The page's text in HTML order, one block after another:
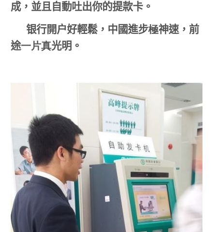
成，並且自動吐出你的提款卡。
银行開户好輕鬆， 中國進步極神速，前
途一片真光明 。